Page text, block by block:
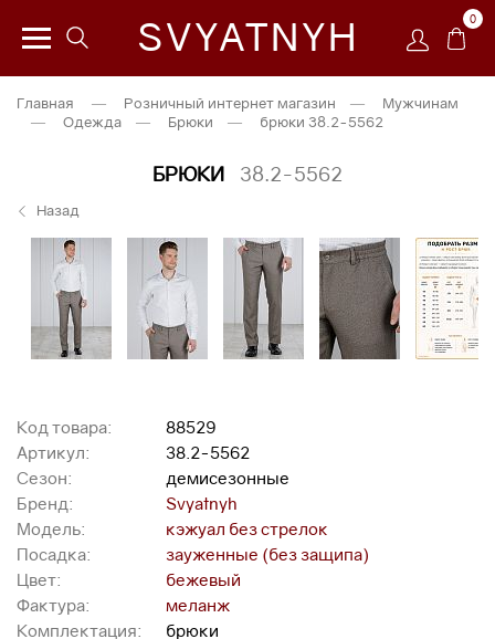
SVYATNYH 0
Главная — Розничный интернет магазин —
Мужчинам
—
Одежда — Брюки — брюки 38.2-5562
БРЮКИ 38.2-5562
Назад
Код товара:
88529
Артикул:
38.2-5562
Сезон:
демисезонные
Бренд:
Svyatnyh
Модель:
кэжуал без стрелок
Посадка:
зауженные (без защипа)
Цвет:
бежевый
Фактура:
меланж
Комплектация:
брюки